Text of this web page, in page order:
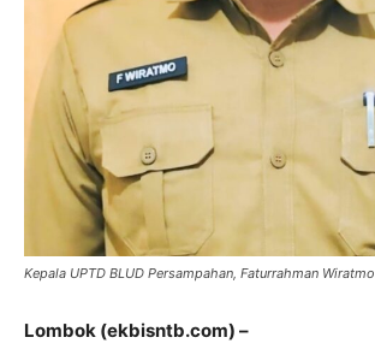
Kepala UPTD BLUD Persampahan, Faturrahman Wiratmo
Lombok (ekbisntb.com) –